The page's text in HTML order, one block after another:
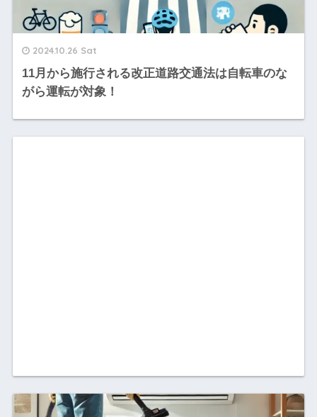
2024.10.26 Sat
11月から施行される改正道路交通法は自転車のな
がら運転が対象！